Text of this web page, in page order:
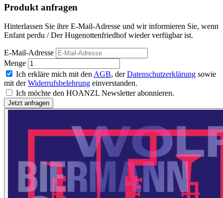
Produkt anfragen
Hinterlassen Sie ihre E-Mail-Adresse und wir informieren Sie, wenn
Enfant perdu / Der Hugenottenfriedhof wieder verfügbar ist.
E-Mail-Adresse
Menge
Ich erkläre mich mit den AGB, derDatenschutzerklärung sowie
mit derWiderrufsbelehrung einverstanden.
Ich möchte den HOANZL Newsletter abonnieren.